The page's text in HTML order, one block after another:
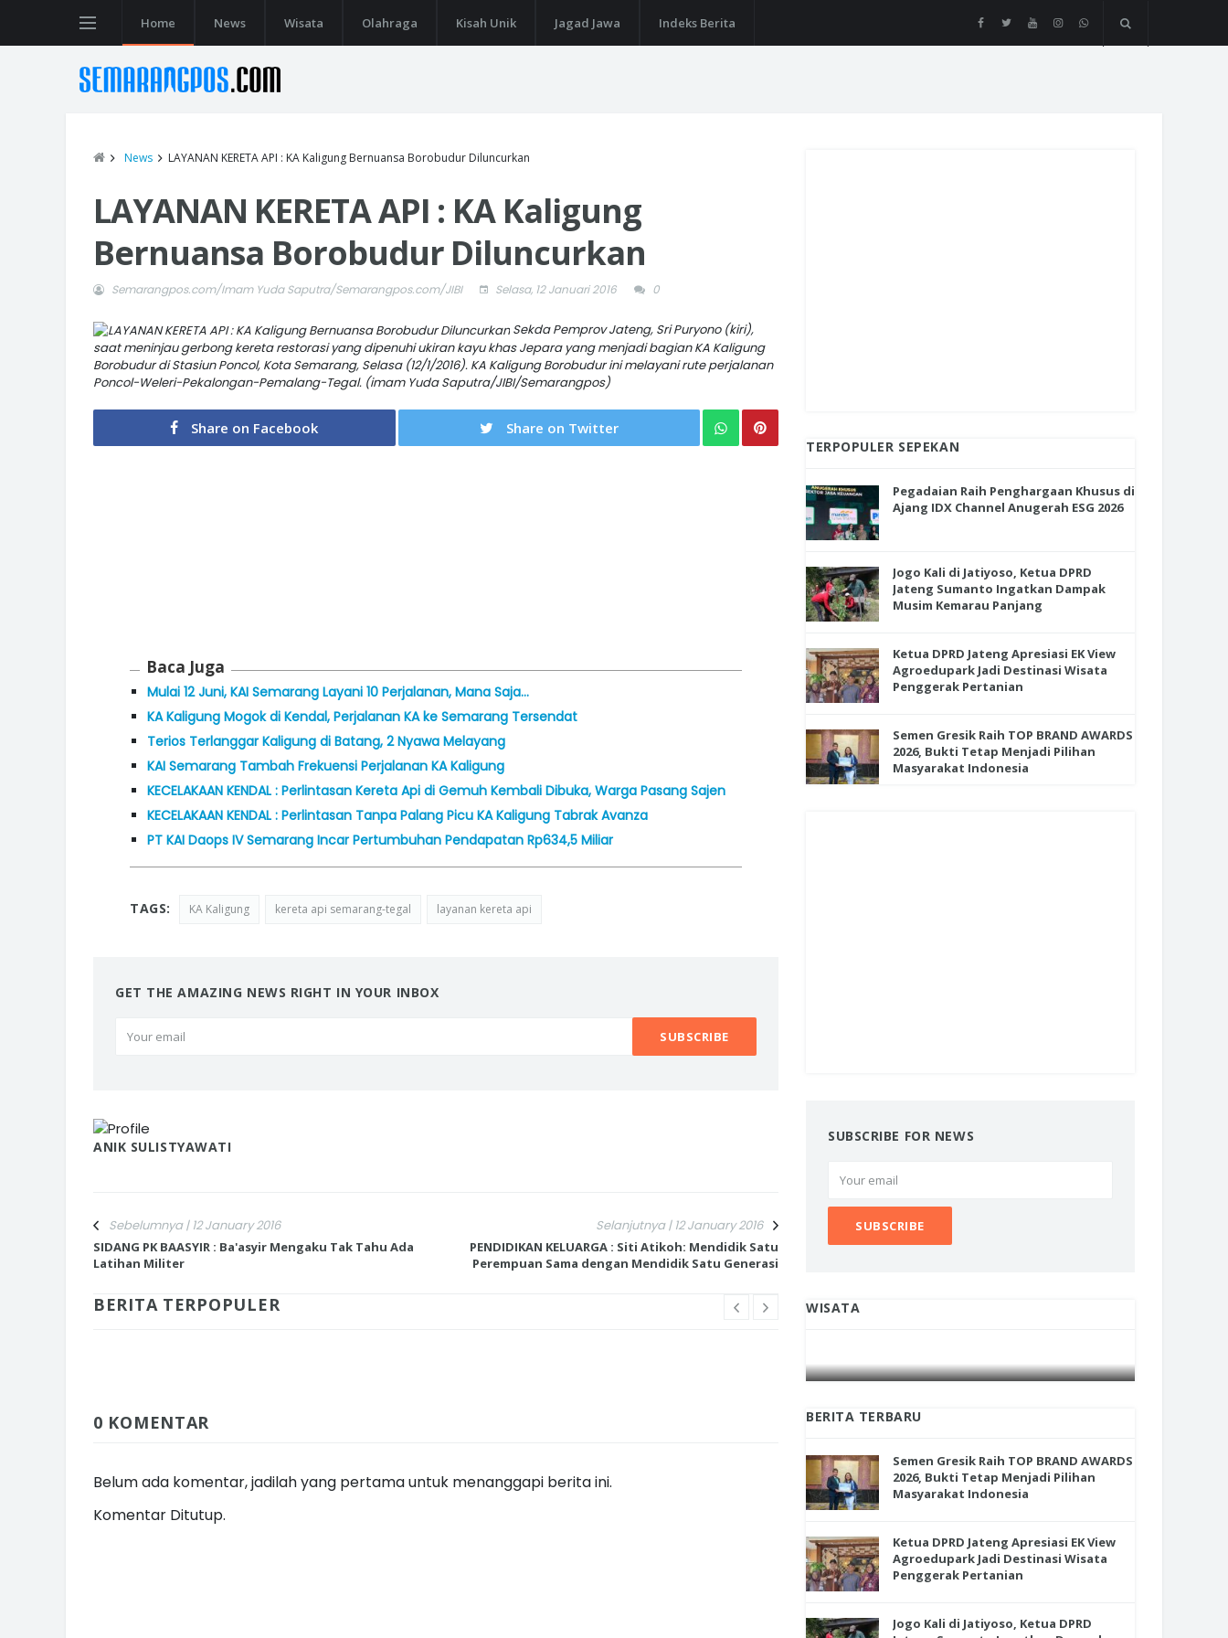
Home News Wisata Olahraga Kisah Unik Jagad Jawa Indeks Berita
News LAYANAN KERETA API : KA Kaligung Bernuansa Borobudur Diluncurkan
LAYANAN KERETA API : KA Kaligung
Bernuansa Borobudur Diluncurkan
Semarangpos.com/Imam Yuda Saputra/Semarangpos.com/JIBI Selasa, 12 Januari 2016 0
Sekda Pemprov Jateng, Sri Puryono (kiri),
saat meninjau gerbong kereta restorasi yang dipenuhi ukiran kayu khas Jepara yang menjadi bagian KA Kaligung
Borobudur di Stasiun Poncol, Kota Semarang, Selasa (12/1/2016). KA Kaligung Borobudur ini melayani rute perjalanan
Poncol-Weleri-Pekalongan-Pemalang-Tegal. (imam Yuda Saputra/JIBI/Semarangpos)
Share on Facebook Share on Twitter
Baca Juga
Mulai 12 Juni, KAI Semarang Layani 10 Perjalanan, Mana Saja…
KA Kaligung Mogok di Kendal, Perjalanan KA ke Semarang Tersendat
Terios Terlanggar Kaligung di Batang, 2 Nyawa Melayang
KAI Semarang Tambah Frekuensi Perjalanan KA Kaligung
KECELAKAAN KENDAL : Perlintasan Kereta Api di Gemuh Kembali Dibuka, Warga Pasang Sajen
KECELAKAAN KENDAL : Perlintasan Tanpa Palang Picu KA Kaligung Tabrak Avanza
PT KAI Daops IV Semarang Incar Pertumbuhan Pendapatan Rp634,5 Miliar
TAGS: KA Kaligung kereta api semarang-tegal layanan kereta api
GET THE AMAZING NEWS RIGHT IN YOUR INBOX
ANIK SULISTYAWATI
Sebelumnya | 12 January 2016
SIDANG PK BAASYIR : Ba'asyir Mengaku Tak Tahu Ada
Latihan Militer
Selanjutnya | 12 January 2016
PENDIDIKAN KELUARGA : Siti Atikoh: Mendidik Satu
Perempuan Sama dengan Mendidik Satu Generasi
BERITA TERPOPULER
0 KOMENTAR
Belum ada komentar, jadilah yang pertama untuk menanggapi berita ini.
Komentar Ditutup.
TERPOPULER SEPEKAN
Pegadaian Raih Penghargaan Khusus di
Ajang IDX Channel Anugerah ESG 2026
Jogo Kali di Jatiyoso, Ketua DPRD
Jateng Sumanto Ingatkan Dampak
Musim Kemarau Panjang
Ketua DPRD Jateng Apresiasi EK View
Agroedupark Jadi Destinasi Wisata
Penggerak Pertanian
Semen Gresik Raih TOP BRAND AWARDS
2026, Bukti Tetap Menjadi Pilihan
Masyarakat Indonesia
SUBSCRIBE FOR NEWS
WISATA
BERITA TERBARU
Semen Gresik Raih TOP BRAND AWARDS
2026, Bukti Tetap Menjadi Pilihan
Masyarakat Indonesia
Ketua DPRD Jateng Apresiasi EK View
Agroedupark Jadi Destinasi Wisata
Penggerak Pertanian
Jogo Kali di Jatiyoso, Ketua DPRD